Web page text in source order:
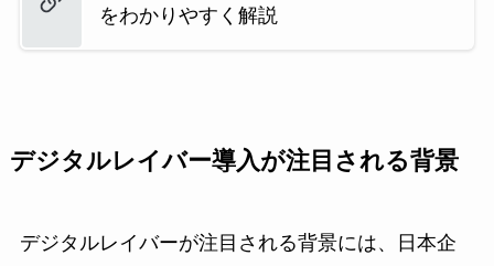
をわかりやすく解説
デジタルレイバー導入が注目される背景
デジタルレイバーが注目される背景には、日本企